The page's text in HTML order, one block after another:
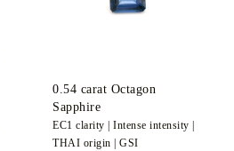
0.54 carat Octagon
Sapphire
EC1 clarity | Intense intensity |
THAI origin | GSI